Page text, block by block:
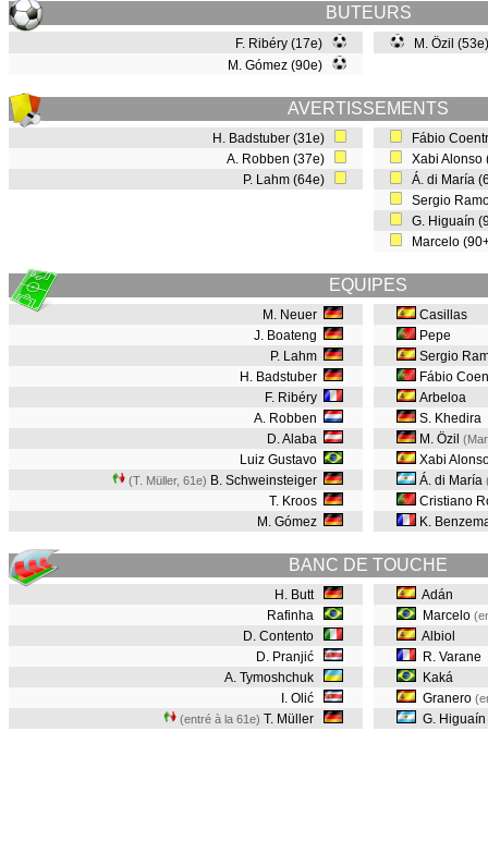
BUTEURS
F. Ribéry (17e)
M. Gómez (90e)
M. Özil
AVERTISSEMENTS
H. Badstuber (31e)
A. Robben (37e)
P. Lahm (64e)
Fábio
Xabi
Á. di María
Sergio
G. Higuaín
Marcelo
EQUIPES
M. Neuer
J. Boateng
P. Lahm
H. Badstuber
F. Ribéry
A. Robben
D. Alaba
Luiz Gustavo
(T. Müller, 61e) B. Schweinsteiger
T. Kroos
M. Gómez
Casillas
Pepe
Sergio
Fábio
Arbeloa
S. Khedira
M. Özil
Xabi
Á. di María
Cristiano
K.
BANC DE TOUCHE
H. Butt
Rafinha
D. Contento
D. Pranjić
A. Tymoshchuk
I. Olić
(entré à la 61e) T. Müller
Adán
Marcelo
Albiol
R. Varane
Kaká
Granero
G. Higuaín